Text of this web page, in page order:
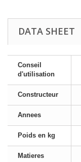
DATA SHEET
Conseil
d'utilisation
Constructeur
Annees
Poids en kg
Matieres